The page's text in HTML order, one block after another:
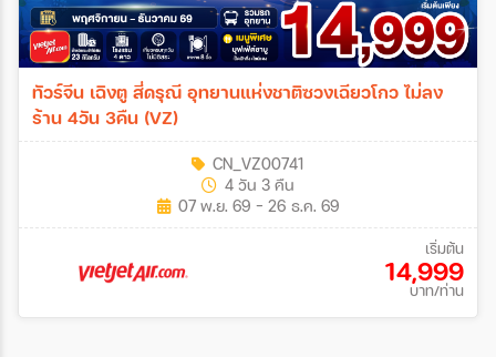
ทัวร์จีน เฉิงตู สี่ดรุณี อุทยานแห่งชาติซวงเฉียวโกว ไม่ลง
ร้าน 4วัน 3คืน (VZ)
CN_VZ00741
4 วัน 3 คืน
07 พ.ย. 69 - 26 ธ.ค. 69
เริ่มต้น
14,999
บาท/ท่าน